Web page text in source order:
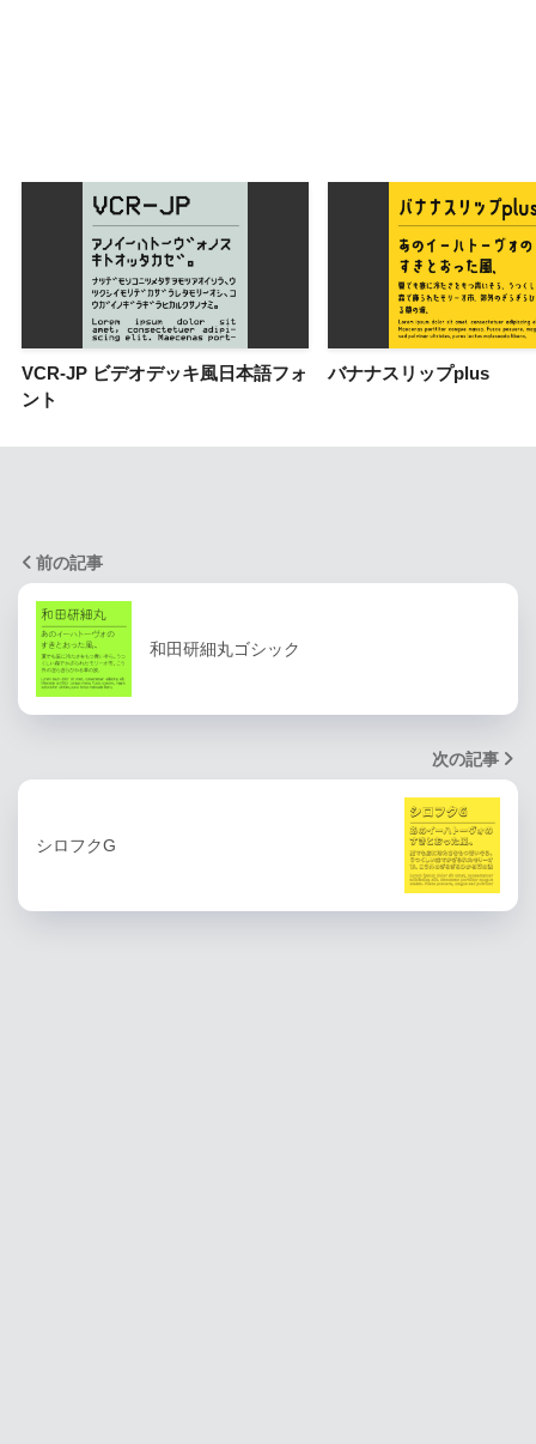
VCR-JP ビデオデッキ風日本語フォ
ント
バナナスリップplus
前の記事
和田研細丸ゴシック
次の記事
シロフクG